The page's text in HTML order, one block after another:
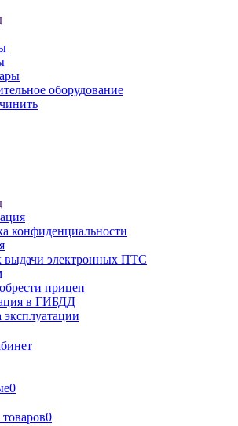
оборудование
конфиденциальности
выдачи электронных ПТС
прицеп
в ГИБДД
0
0